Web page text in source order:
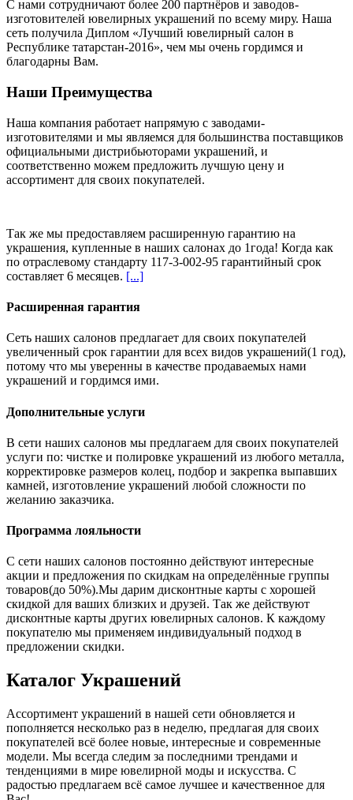
С нами сотрудничают более 200 партнёров и заводов-
изготовителей ювелирных украшений по всему миру. Наша
сеть получила Диплом «Лучший ювелирный салон в
Республике татарстан-2016», чем мы очень гордимся и
благодарны Вам.
Наши Преимущества
Наша компания работает напрямую с заводами-
изготовителями и мы являемся для большинства поставщиков
официальными дистрибьюторами украшений, и
соответственно можем предложить лучшую цену и
ассортимент для своих покупателей.
Так же мы предоставляем расширенную гарантию на
украшения, купленные в наших салонах до 1года! Когда как
по отраслевому стандарту 117-3-002-95 гарантийный срок
составляет 6 месяцев. [...]
Расширенная гарантия
Сеть наших салонов предлагает для своих покупателей
увеличенный срок гарантии для всех видов украшений(1 год),
потому что мы уверенны в качестве продаваемых нами
украшений и гордимся ими.
Дополнительные услуги
В сети наших салонов мы предлагаем для своих покупателей
услуги по: чистке и полировке украшений из любого металла,
корректировке размеров колец, подбор и закрепка выпавших
камней, изготовление украшений любой сложности по
желанию заказчика.
Программа лояльности
С сети наших салонов постоянно действуют интересные
акции и предложения по скидкам на определённые группы
товаров(до 50%).Мы дарим дисконтные карты с хорошей
скидкой для ваших близких и друзей. Так же действуют
дисконтные карты других ювелирных салонов. К каждому
покупателю мы применяем индивидуальный подход в
предложении скидки.
Каталог Украшений
Ассортимент украшений в нашей сети обновляется и
пополняется несколько раз в неделю, предлагая для своих
покупателей всё более новые, интересные и современные
модели. Мы всегда следим за последними трендами и
тенденциями в мире ювелирной моды и искусства. С
радостью предлагаем всё самое лучшее и качественное для